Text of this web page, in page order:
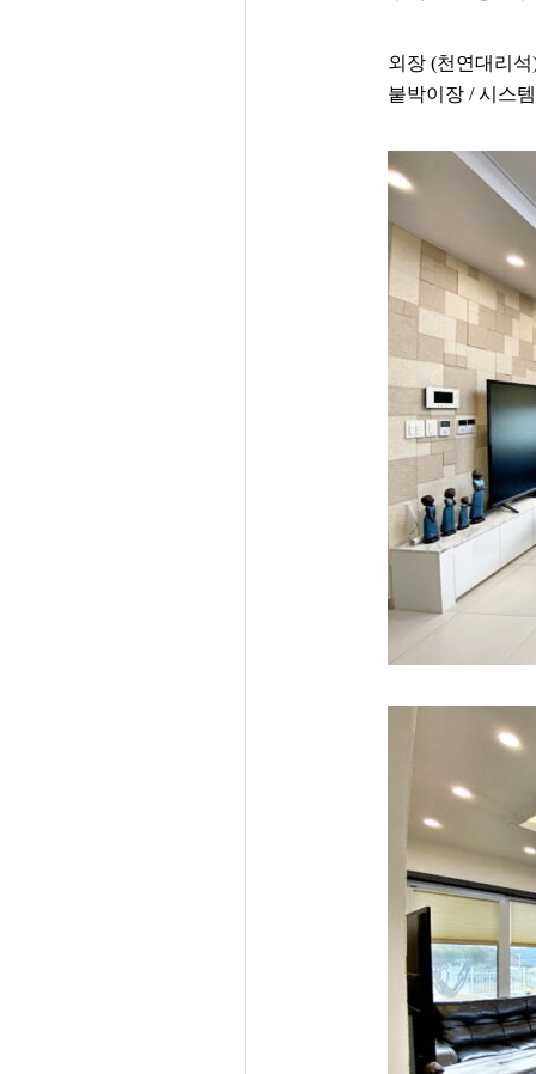
외장 (천연대리
붙박이장 / 시스